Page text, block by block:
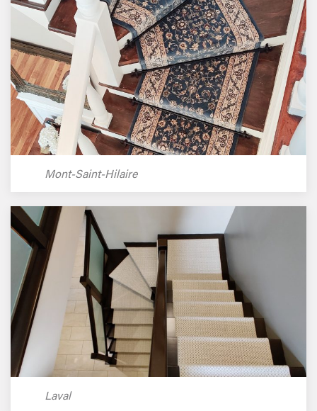
Mont-Saint-Hilaire
Laval